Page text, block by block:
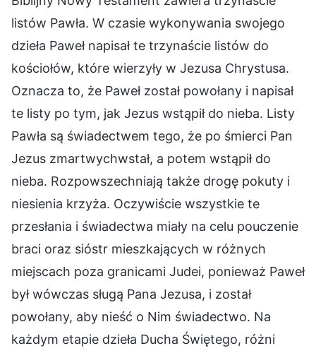
listów Pawła. W czasie wykonywania swojego
dzieła Paweł napisał te trzynaście listów do
kościołów, które wierzyły w Jezusa Chrystusa.
Oznacza to, że Paweł został powołany i napisał
te listy po tym, jak Jezus wstąpił do nieba. Listy
Pawła są świadectwem tego, że po śmierci Pan
Jezus zmartwychwstał, a potem wstąpił do
nieba. Rozpowszechniają także drogę pokuty i
niesienia krzyża. Oczywiście wszystkie te
przesłania i świadectwa miały na celu pouczenie
braci oraz sióstr mieszkających w różnych
miejscach poza granicami Judei, ponieważ Paweł
był wówczas sługą Pana Jezusa, i został
powołany, aby nieść o Nim świadectwo. Na
każdym etapie dzieła Ducha Świętego, różni